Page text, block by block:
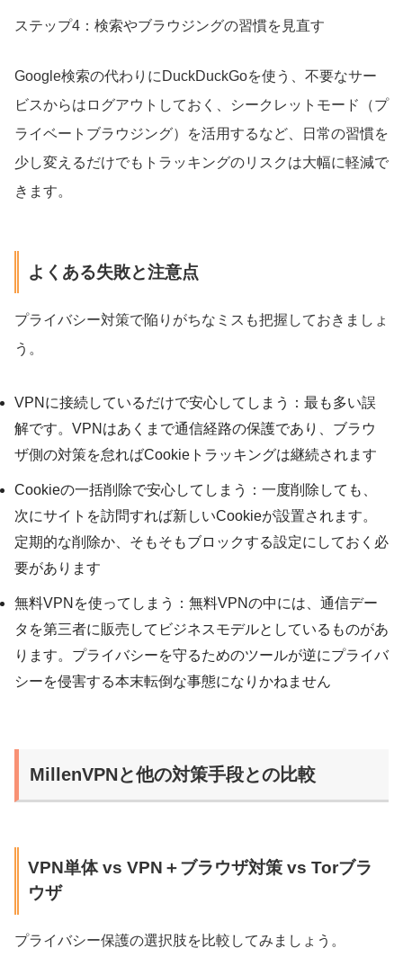
ステップ4：検索やブラウジングの習慣を見直す
Google検索の代わりにDuckDuckGoを使う、不要なサー
ビスからはログアウトしておく、シークレットモード（プ
ライベートブラウジング）を活用するなど、日常の習慣を
少し変えるだけでもトラッキングのリスクは大幅に軽減で
きます。
よくある失敗と注意点
プライバシー対策で陥りがちなミスも把握しておきましょ
う。
VPNに接続しているだけで安心してしまう：最も多い誤
解です。VPNはあくまで通信経路の保護であり、ブラウ
ザ側の対策を怠ればCookieトラッキングは継続されます
Cookieの一括削除で安心してしまう：一度削除しても、
次にサイトを訪問すれば新しいCookieが設置されます。
定期的な削除か、そもそもブロックする設定にしておく必
要があります
無料VPNを使ってしまう：無料VPNの中には、通信デー
タを第三者に販売してビジネスモデルとしているものがあ
ります。プライバシーを守るためのツールが逆にプライバ
シーを侵害する本末転倒な事態になりかねません
MillenVPNと他の対策手段との比較
VPN単体 vs VPN＋ブラウザ対策 vs Torブラ
ウザ
プライバシー保護の選択肢を比較してみましょう。